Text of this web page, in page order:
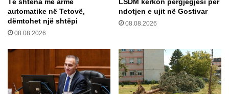
u
a
m
v
d
f
l
e
K
automatike në Tetovë,
dëmtohet një shtëpi
08.08.2026
ndotjen e ujit në Gostivar
08.08.2026